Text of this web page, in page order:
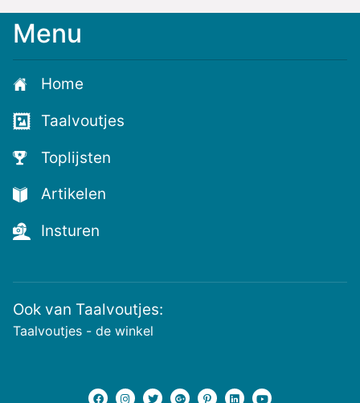
Meld
voor
de
nieuwste
voutjes
en
de
voutste
nieuwtjes!
Menu
Home
Taalvoutjes
Toplijsten
Artikelen
Insturen
Ook van Taalvoutjes:
Taalvoutjes - de winkel